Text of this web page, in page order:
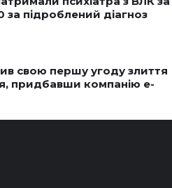
за підроблений діагноз
свою першу угоду злиття
придбавши компанію e-